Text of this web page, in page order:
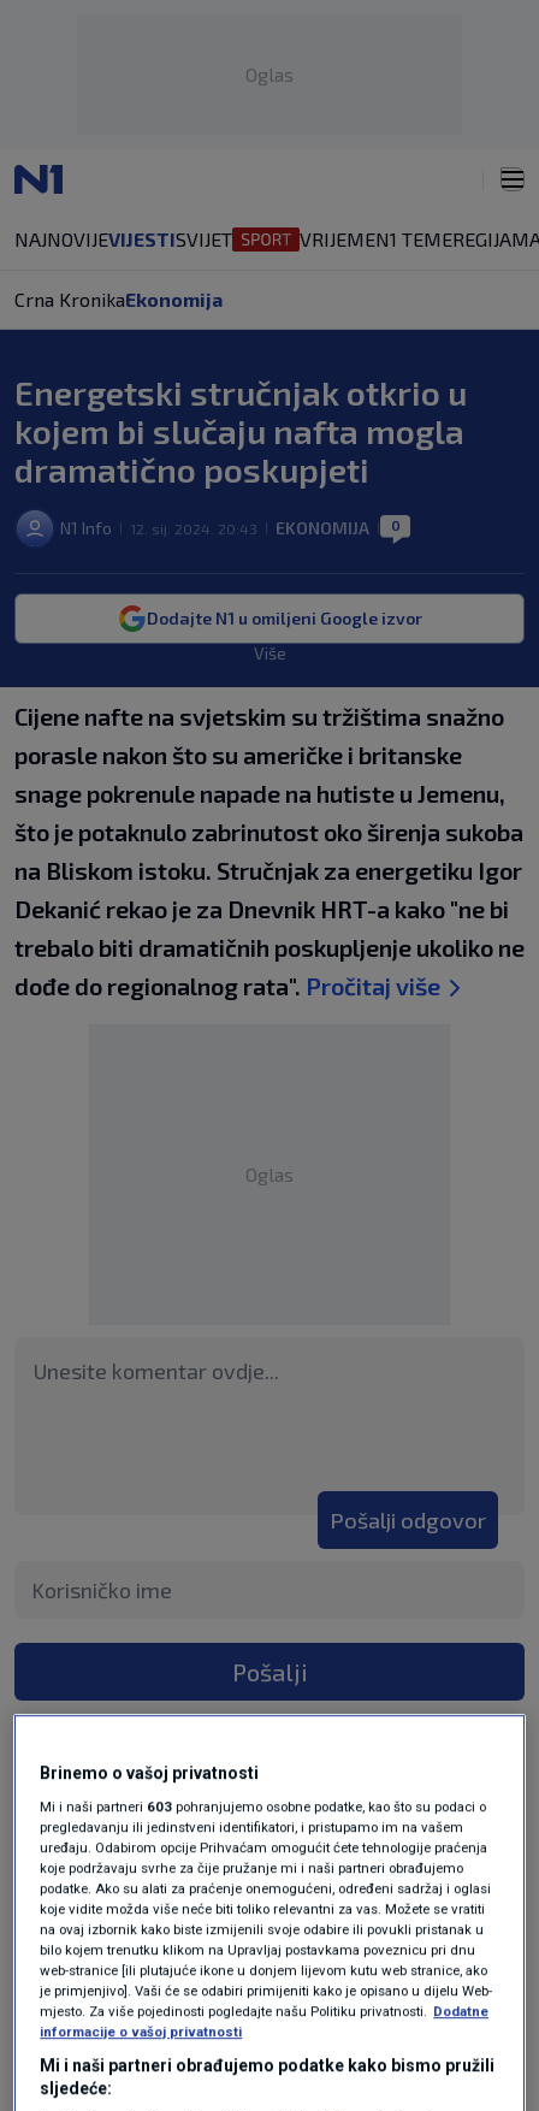
Oglas
NAJNOVIJEVIJESTISVIJET VRIJEMEN1 TEMEREGIJA
Crna KronikaEkonomija
Energetski stručnjak otkrio u
kojem bi slučaju nafta mogla
dramatično poskupjeti
N1 Info 12. sij. 2024. 20:43 EKONOMIJA 0
Dodajte N1 u omiljeni Google izvor
Više
Cijene nafte na svjetskim su tržištima snažno
porasle nakon što su američke i britanske
snage pokrenule napade na hutiste u Jemenu,
što je potaknulo zabrinutost oko širenja sukoba
na Bliskom istoku. Stručnjak za energetiku Igor
Dekanić rekao je za Dnevnik HRT-a kako "ne bi
trebalo biti dramatičnih poskupljenje ukoliko ne
dođe do regionalnog rata". Pročitaj više
Oglas
Pošalji odgovor
Pošalji
Oglas
Brinemo o vašoj privatnosti
Mi i naši partneri 603 pohranjujemo osobne podatke, kao što su podaci o
pregledavanju ili jedinstveni identifikatori, i pristupamo im na vašem
uređaju. Odabirom opcije Prihvaćam omogućit ćete tehnologije praćenja
koje podržavaju svrhe za čije pružanje mi i naši partneri obrađujemo
podatke. Ako su alati za praćenje onemogućeni, određeni sadržaj i oglasi
koje vidite možda više neće biti toliko relevantni za vas. Možete se vratiti
na ovaj izbornik kako biste izmijenili svoje odabire ili povukli pristanak u
bilo kojem trenutku klikom na Upravljaj postavkama poveznicu pri dnu
web-stranice [ili plutajuće ikone u donjem lijevom kutu web stranice, ako
je primjenjivo]. Vaši će se odabiri primijeniti kako je opisano u dijelu Web-
mjesto. Za više pojedinosti pogledajte našu Politiku privatnosti. Dodatne
informacije o vašoj privatnosti
Mi i naši partneri obrađujemo podatke kako bismo pružili
sljedeće: